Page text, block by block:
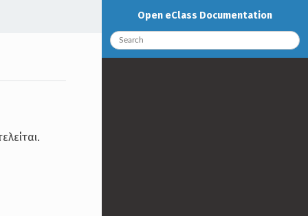
Open eClass Documentation